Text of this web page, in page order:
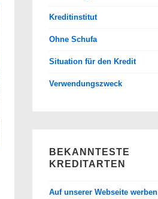
Kreditinstitut
Ohne Schufa
Situation für den Kredit
Verwendungszweck
BEKANNTESTE
KREDITARTEN
Auf unserer Webseite werben